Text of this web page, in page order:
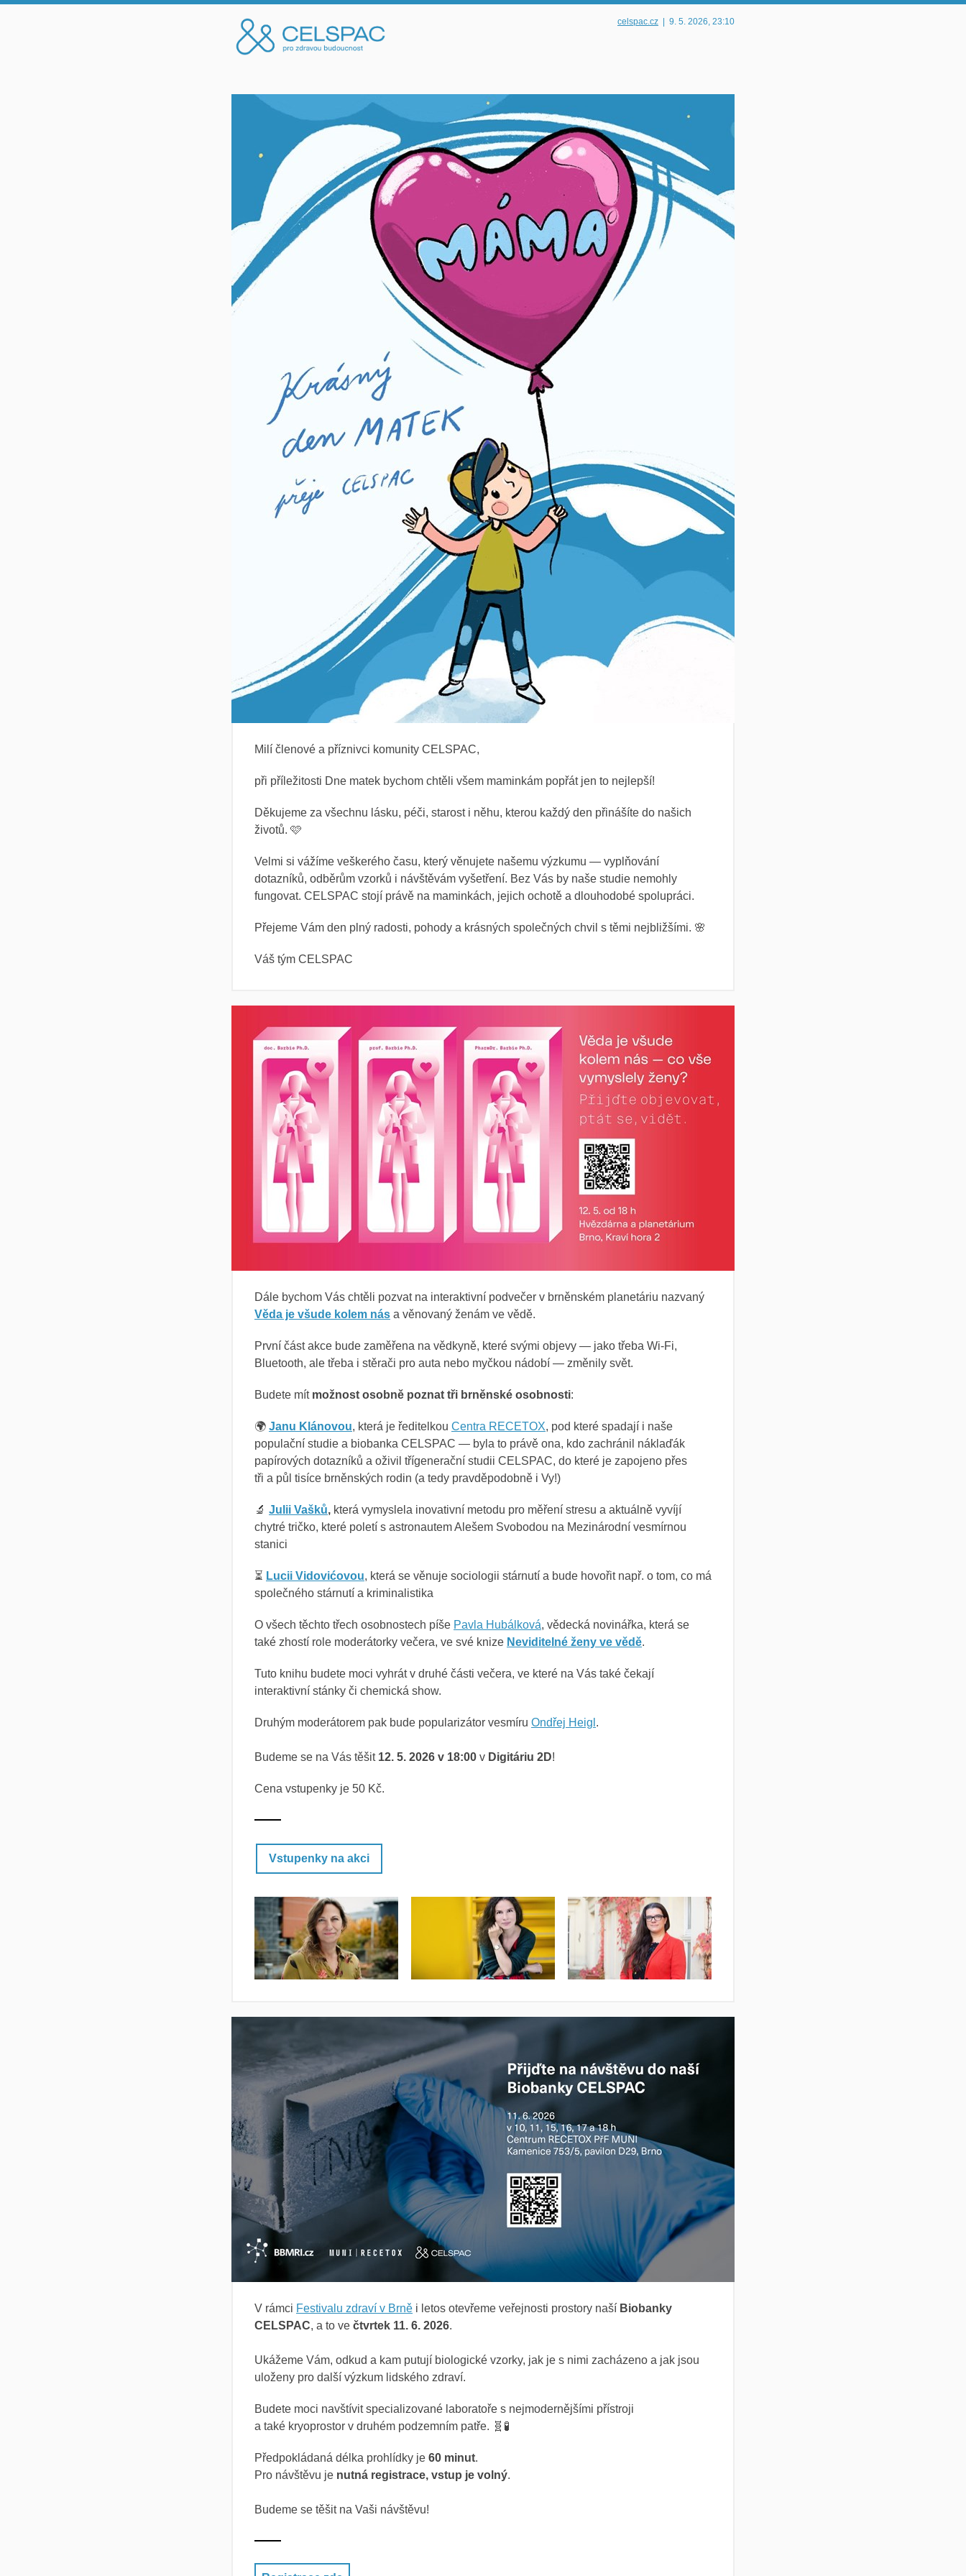
celspac.cz 9. 5. 2026, 23:10
Milí členové a příznivci komunity CELSPAC,
při příležitosti Dne matek bychom chtěli všem maminkám popřát jen to nejlepší!
Děkujeme za všechnu lásku, péči, starost i něhu, kterou každý den přinášíte do našich
životů. 🩷
Velmi si vážíme veškerého času, který věnujete našemu výzkumu — vyplňování
dotazníků, odběrům vzorků i návštěvám vyšetření. Bez Vás by naše studie nemohly
fungovat. CELSPAC stojí právě na maminkách, jejich ochotě a dlouhodobé spolupráci.
Přejeme Vám den plný radosti, pohody a krásných společných chvil s těmi nejbližšími. 🌸
Váš tým CELSPAC
Dále bychom Vás chtěli pozvat na interaktivní podvečer v brněnském planetáriu nazvaný
Věda je všude kolem nás a věnovaný ženám ve vědě.
První část akce bude zaměřena na vědkyně, které svými objevy — jako třeba Wi-Fi,
Bluetooth, ale třeba i stěrači pro auta nebo myčkou nádobí — změnily svět.
Budete mít možnost osobně poznat tři brněnské osobnosti:
🌍 Janu Klánovou, která je ředitelkou Centra RECETOX, pod které spadají i naše
populační studie a biobanka CELSPAC — byla to právě ona, kdo zachránil náklaďák
papírových dotazníků a oživil třígenerační studii CELSPAC, do které je zapojeno přes
tři a půl tisíce brněnských rodin (a tedy pravděpodobně i Vy!)
🔬 Julii Vašků, která vymyslela inovativní metodu pro měření stresu a aktuálně vyvíjí
chytré tričko, které poletí s astronautem Alešem Svobodou na Mezinárodní vesmírnou
stanici
⏳ Lucii Vidovićovou, která se věnuje sociologii stárnutí a bude hovořit např. o tom, co má
společného stárnutí a kriminalistika
O všech těchto třech osobnostech píše Pavla Hubálková, vědecká novinářka, která se
také zhostí role moderátorky večera, ve své knize Neviditelné ženy ve vědě.
Tuto knihu budete moci vyhrát v druhé části večera, ve které na Vás také čekají
interaktivní stánky či chemická show.
Druhým moderátorem pak bude popularizátor vesmíru Ondřej Heigl .
Budeme se na Vás těšit 12. 5. 2026 v 18:00 v Digitáriu 2D!
Cena vstupenky je 50 Kč.
Vstupenky na akci
V rámci Festivalu zdraví v Brně i letos otevřeme veřejnosti prostory naší Biobanky
CELSPAC, a to ve čtvrtek 11. 6. 2026.
Ukážeme Vám, odkud a kam putují biologické vzorky, jak je s nimi zacházeno a jak jsou
uloženy pro další výzkum lidského zdraví.
Budete moci navštívitspecializované laboratoře s nejmodernějšími přístroji
a také kryoprostor v druhém podzemním patře. 🧬🧪
Předpokládaná délka prohlídky je 60 minut.
Pro návštěvu je nutná registrace, vstup je volný.
Budeme se těšit na Vaši návštěvu!